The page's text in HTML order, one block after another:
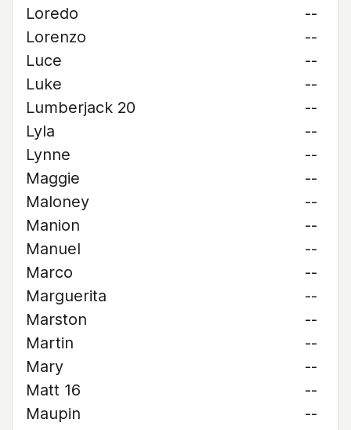
Loredo
--
Lorenzo
--
Luce
--
Luke
--
Lumberjack 20
--
Lyla
--
Lynne
--
Maggie
--
Maloney
--
Manion
--
Manuel
--
Marco
--
Marguerita
--
Marston
--
Martin
--
Mary
--
Matt 16
--
Maupin
--